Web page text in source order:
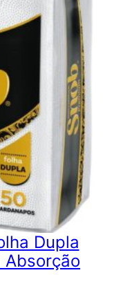
Dupla
Absorção